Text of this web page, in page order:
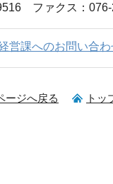
ファクス：076-
営課へのお問い合
ージへ戻る トッ